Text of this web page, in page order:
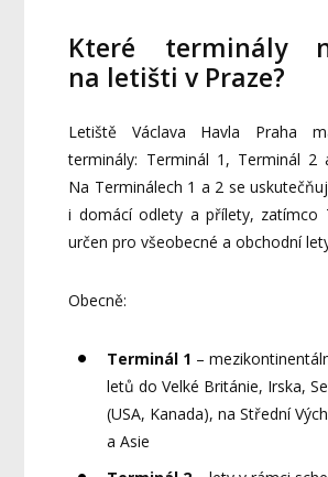
Které terminály
na letišti v Praze?
Letiště Václava Havla Praha
terminály: Terminál 1, Terminál 2
Na Terminálech 1 a 2 se
i domácí odlety a přílety, zatímco
určen pro všeobecné a obchodní
Obecně:
Terminál 1 –
letů do Velké Británie, Irska,
(USA, Kanada), na Střední
a Asie